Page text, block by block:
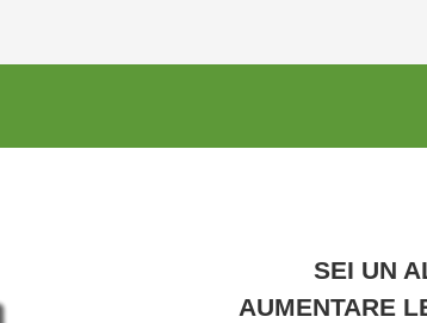
SEI UN
AUMENTARE